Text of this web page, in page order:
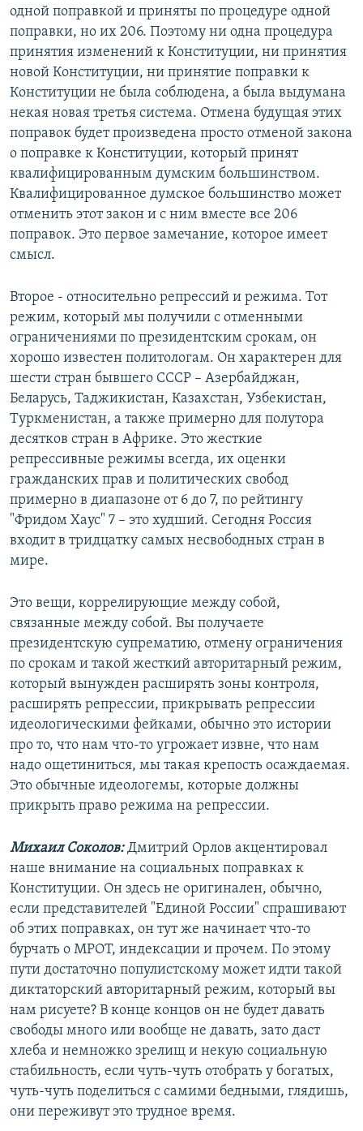
одной поправкой и приняты по процедуре одной
поправки, но их 206. Поэтому ни одна процедура
принятия изменений к Конституции, ни принятия
новой Конституции, ни принятие поправки к
Конституции не была соблюдена, а была выдумана
некая новая третья система. Отмена будущая этих
поправок будет произведена просто отменой закона
о поправке к Конституции, который принят
квалифицированным думским большинством.
Квалифицированное думское большинство может
отменить этот закон и с ним вместе все 206
поправок. Это первое замечание, которое имеет
смысл.
Второе - относительно репрессий и режима. Тот
режим, который мы получили с отменными
ограничениями по президентским срокам, он
хорошо известен политологам. Он характерен для
шести стран бывшего СССР – Азербайджан,
Беларусь, Таджикистан, Казахстан, Узбекистан,
Туркменистан, а также примерно для полутора
десятков стран в Африке. Это жесткие
репрессивные режимы всегда, их оценки
гражданских прав и политических свобод
примерно в диапазоне от 6 до 7, по рейтингу
"Фридом Хаус" 7 – это худший. Сегодня Россия
входит в тридцатку самых несвободных стран в
мире.
Это вещи, коррелирующие между собой,
связанные между собой. Вы получаете
президентскую супрематию, отмену ограничения
по срокам и такой жесткий авторитарный режим,
который вынужден расширять зоны контроля,
расширять репрессии, прикрывать репрессии
идеологическими фейками, обычно это истории
про то, что нам что-то угрожает извне, что нам
надо ощетиниться, мы такая крепость осаждаемая.
Это обычные идеологемы, которые должны
прикрыть право режима на репрессии.
Михаил Соколов:Дмитрий Орлов акцентировал
наше внимание на социальных поправках к
Конституции. Он здесь не оригинален, обычно,
если представителей "Единой России" спрашивают
об этих поправках, он тут же начинает что-то
бурчать о МРОТ, индексации и прочем. По этому
пути достаточно популистскому может идти такой
диктаторский авторитарный режим, который вы
нам рисуете? В конце концов он не будет давать
свободы много или вообще не давать, зато даст
хлеба и немножко зрелищ и некую социальную
стабильность, если чуть-чуть отобрать у богатых,
чуть-чуть поделиться с самими бедными, глядишь,
они переживут это трудное время.